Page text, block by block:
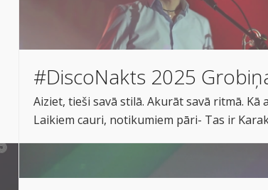
#DiscoNakts 2025
Aiziet, tieši savā stilā. Akurāt savā ritmā.
Laikiem cauri, notikumiem pāri- Tas ir